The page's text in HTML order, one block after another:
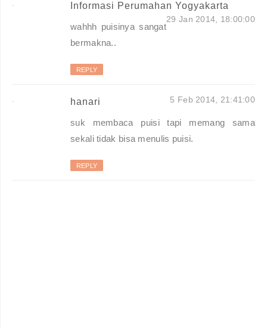
Informasi Perumahan Yogyakarta
29 Jan 2014, 18:00:00
wahhh puisinya sangat
bermakna..
REPLY
hanari 5 Feb 2014, 21:41:00
suk membaca puisi tapi memang sama
sekali tidak bisa menulis puisi.
REPLY